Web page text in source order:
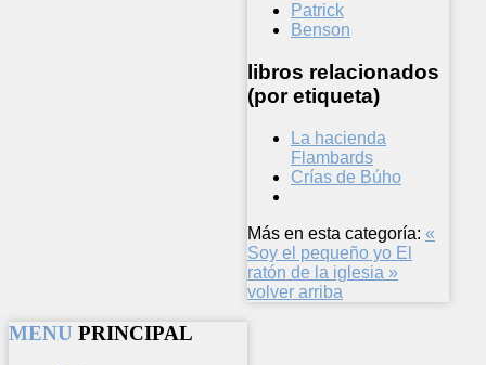
Patrick
Benson
libros relacionados
(por etiqueta)
La hacienda
Flambards
Crías de Búho
Más en esta categoría: «
Soy el pequeño yo El
ratón de la iglesia »
volver arriba
MENU PRINCIPAL